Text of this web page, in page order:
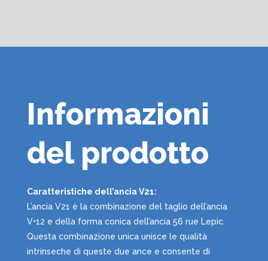
Informazioni
del prodotto
Caratteristiche dell’ancia V21:
L’ancia V21 è la combinazione del taglio dell’ancia
V•12 e della forma conica dell’ancia 56 rue Lepic.
Questa combinazione unica unisce le qualità
intrinseche di queste due ance e consente di